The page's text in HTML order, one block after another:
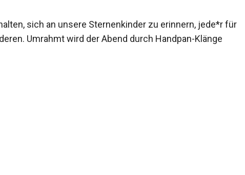
sich an unsere Sternenkinder zu erinnern, jede*r für
Umrahmt wird der Abend durch Handpan-Klänge